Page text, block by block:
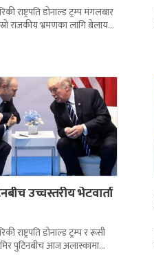
राष्ट्रपति डोनाल्ड ट्रम्प मंगलबार
राजकीय भ्रमणका लागि बेलायत
उच्चस्तरीय भेटवार्ता
राष्ट्रपति डोनाल्ड ट्रम्प र रूसी
पुटिनबीच आज अलास्कामा